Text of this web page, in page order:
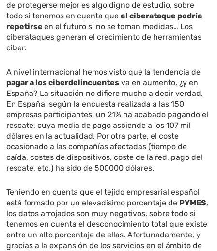
de protegerse mejor es algo digno de estudio, sobre
todo si tenemos en cuenta queel ciberataque podría
repetirseen el futuro si no se toman medidas… Los
ciberataques generan el crecimiento de herramientas
ciber.
A nivel internacional hemos visto que la tendencia de
pagar a los ciberdelincuentes va en aumento, ¿y en
España? La situación no difiere mucho a decir verdad.
En España, según la encuesta realizada a las 150
empresas participantes, un 21% ha acabado pagando el
rescate, cuya media de pago asciende a los 107 mil
dólares en la actualidad. Por otra parte, el coste
ocasionado a las compañías afectadas (tiempo de
caída, costes de dispositivos, coste de la red, pago del
rescate, etc.) ha sido de 500000 dólares.
Teniendo en cuenta que el tejido empresarial español
está formado por un elevadísimo porcentaje de PYMES,
los datos arrojados son muy negativos, sobre todo si
tenemos en cuenta el desconocimiento total que existe
entre un alto porcentaje de ellas. Afortunadamente, y
gracias a la expansión de los servicios en el ámbito de